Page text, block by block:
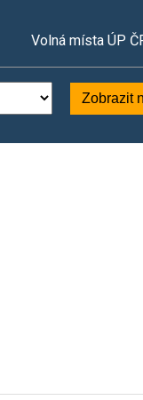
Volná místa ÚP
Zobrazit